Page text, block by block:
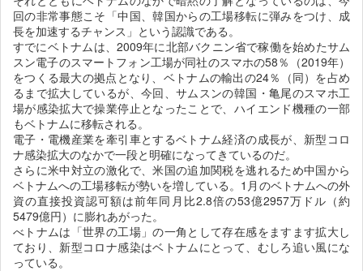
回の非常事態こそ「中国、韓国からの工場移転に弾みをつけ、成
長を加速するチャンス」という認識である。
すでにベトナムは、2009年に北部バクニン省で稼働を始めたサム
スン電子のスマートフォン工場が同社のスマホの58％（2019年）
をつくる最大の拠点となり、ベトナムの輸出の24％（同）を占め
るまで拡大しているが、今回、サムスンの韓国・亀尾のスマホ工
場が感染拡大で操業停止となったことで、ハイエンド機種の一部
もベトナムに移転される。
電子・電機産業を牽引車とするベトナム経済の成長が、新型コロ
ナ感染拡大のなかで一段と明確になってきているのだ。
さらに米中対立の激化で、米国の追加関税を逃れるため中国から
ベトナムへの工場移転が勢いを増している。1月のベトナムへの外
資の直接投資認可額は前年同月比2.8倍の53億2957万ドル（約
5479億円）に膨れあがった。
べトナムは「世界の工場」の一角として存在感をますます拡大し
ており、新型コロナ感染はベトナムにとって、むしろ追い風にな
っている。